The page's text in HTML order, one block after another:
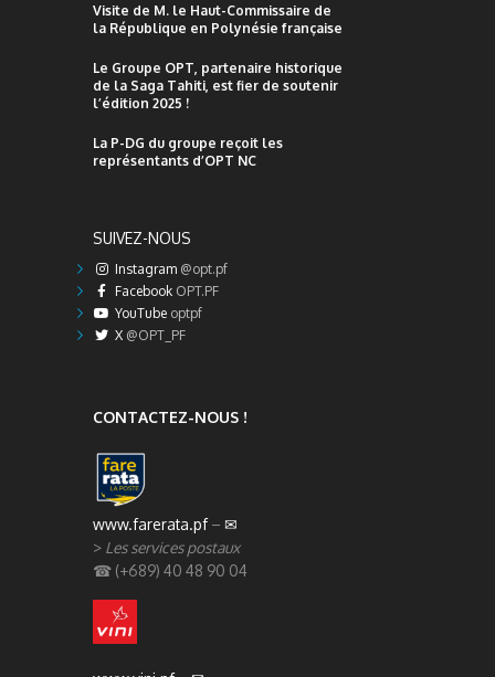
Visite de M. le Haut-Commissaire de
la République en Polynésie française
Le Groupe OPT, partenaire historique
de la Saga Tahiti, est fier de soutenir
l’édition 2025 !
La P-DG du groupe reçoit les
représentants d’OPT NC
SUIVEZ-NOUS
Instagram @opt.pf
Facebook OPT.PF
YouTube optpf
X @OPT_PF
CONTACTEZ-NOUS !
www.farerata.pf– ✉
> Les services postaux
☎ (+689) 40 48 90 04